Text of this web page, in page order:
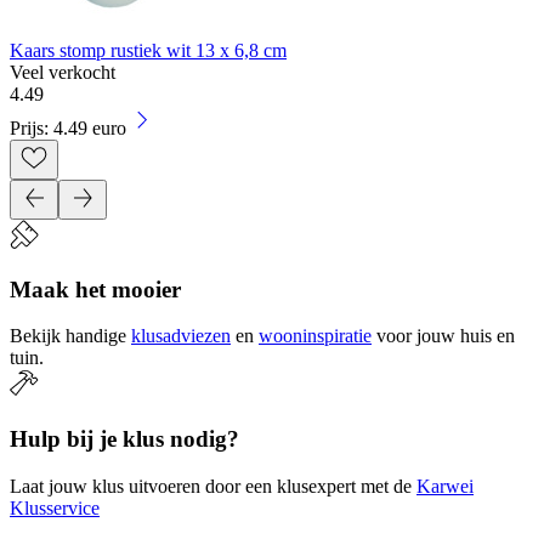
Kaars stomp rustiek wit 13 x 6,8 cm
Veel verkocht
4.49
Prijs: 4.49 euro
Maak het mooier
Bekijk handige klusadviezen en wooninspiratie voor jouw huis en
tuin.
Hulp bij je klus nodig?
Laat jouw klus uitvoeren door een klusexpert met de Karwei
Klusservice